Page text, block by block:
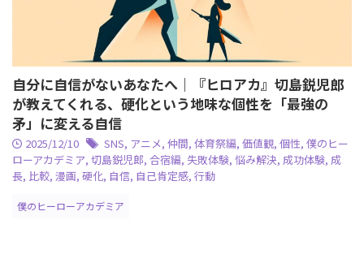
自分に自信がないあなたへ｜『ヒロアカ』切島鋭児郎
が教えてくれる、硬化という地味な個性を「最強の
矛」に変える自信
2025/12/10 SNS, アニメ, 仲間, 体育祭編, 価値観, 個性, 僕のヒー
ローアカデミア, 切島鋭児郎, 合宿編, 失敗体験, 悩み解決, 成功体験, 成
長, 比較, 漫画, 硬化, 自信, 自己肯定感, 行動
僕のヒーローアカデミア